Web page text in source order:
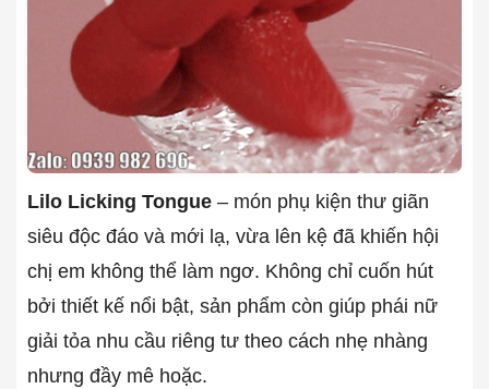
Lilo Licking Tongue – món phụ kiện thư giãn
siêu độc đáo và mới lạ, vừa lên kệ đã khiến hội
chị em không thể làm ngơ. Không chỉ cuốn hút
bởi thiết kế nổi bật, sản phẩm còn giúp phái nữ
giải tỏa nhu cầu riêng tư theo cách nhẹ nhàng
nhưng đầy mê hoặc.